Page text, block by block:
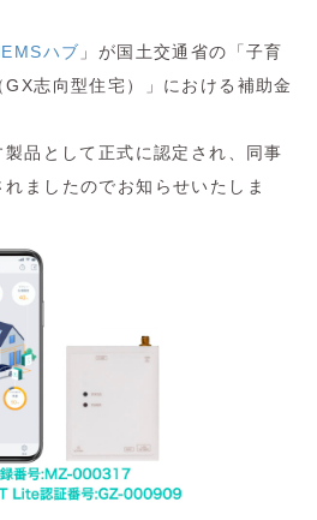
ハブ 」が国土交通省の「子育
志向型住宅）」における補助金
品として正式に認定され、同事
ましたのでお知らせいたしま